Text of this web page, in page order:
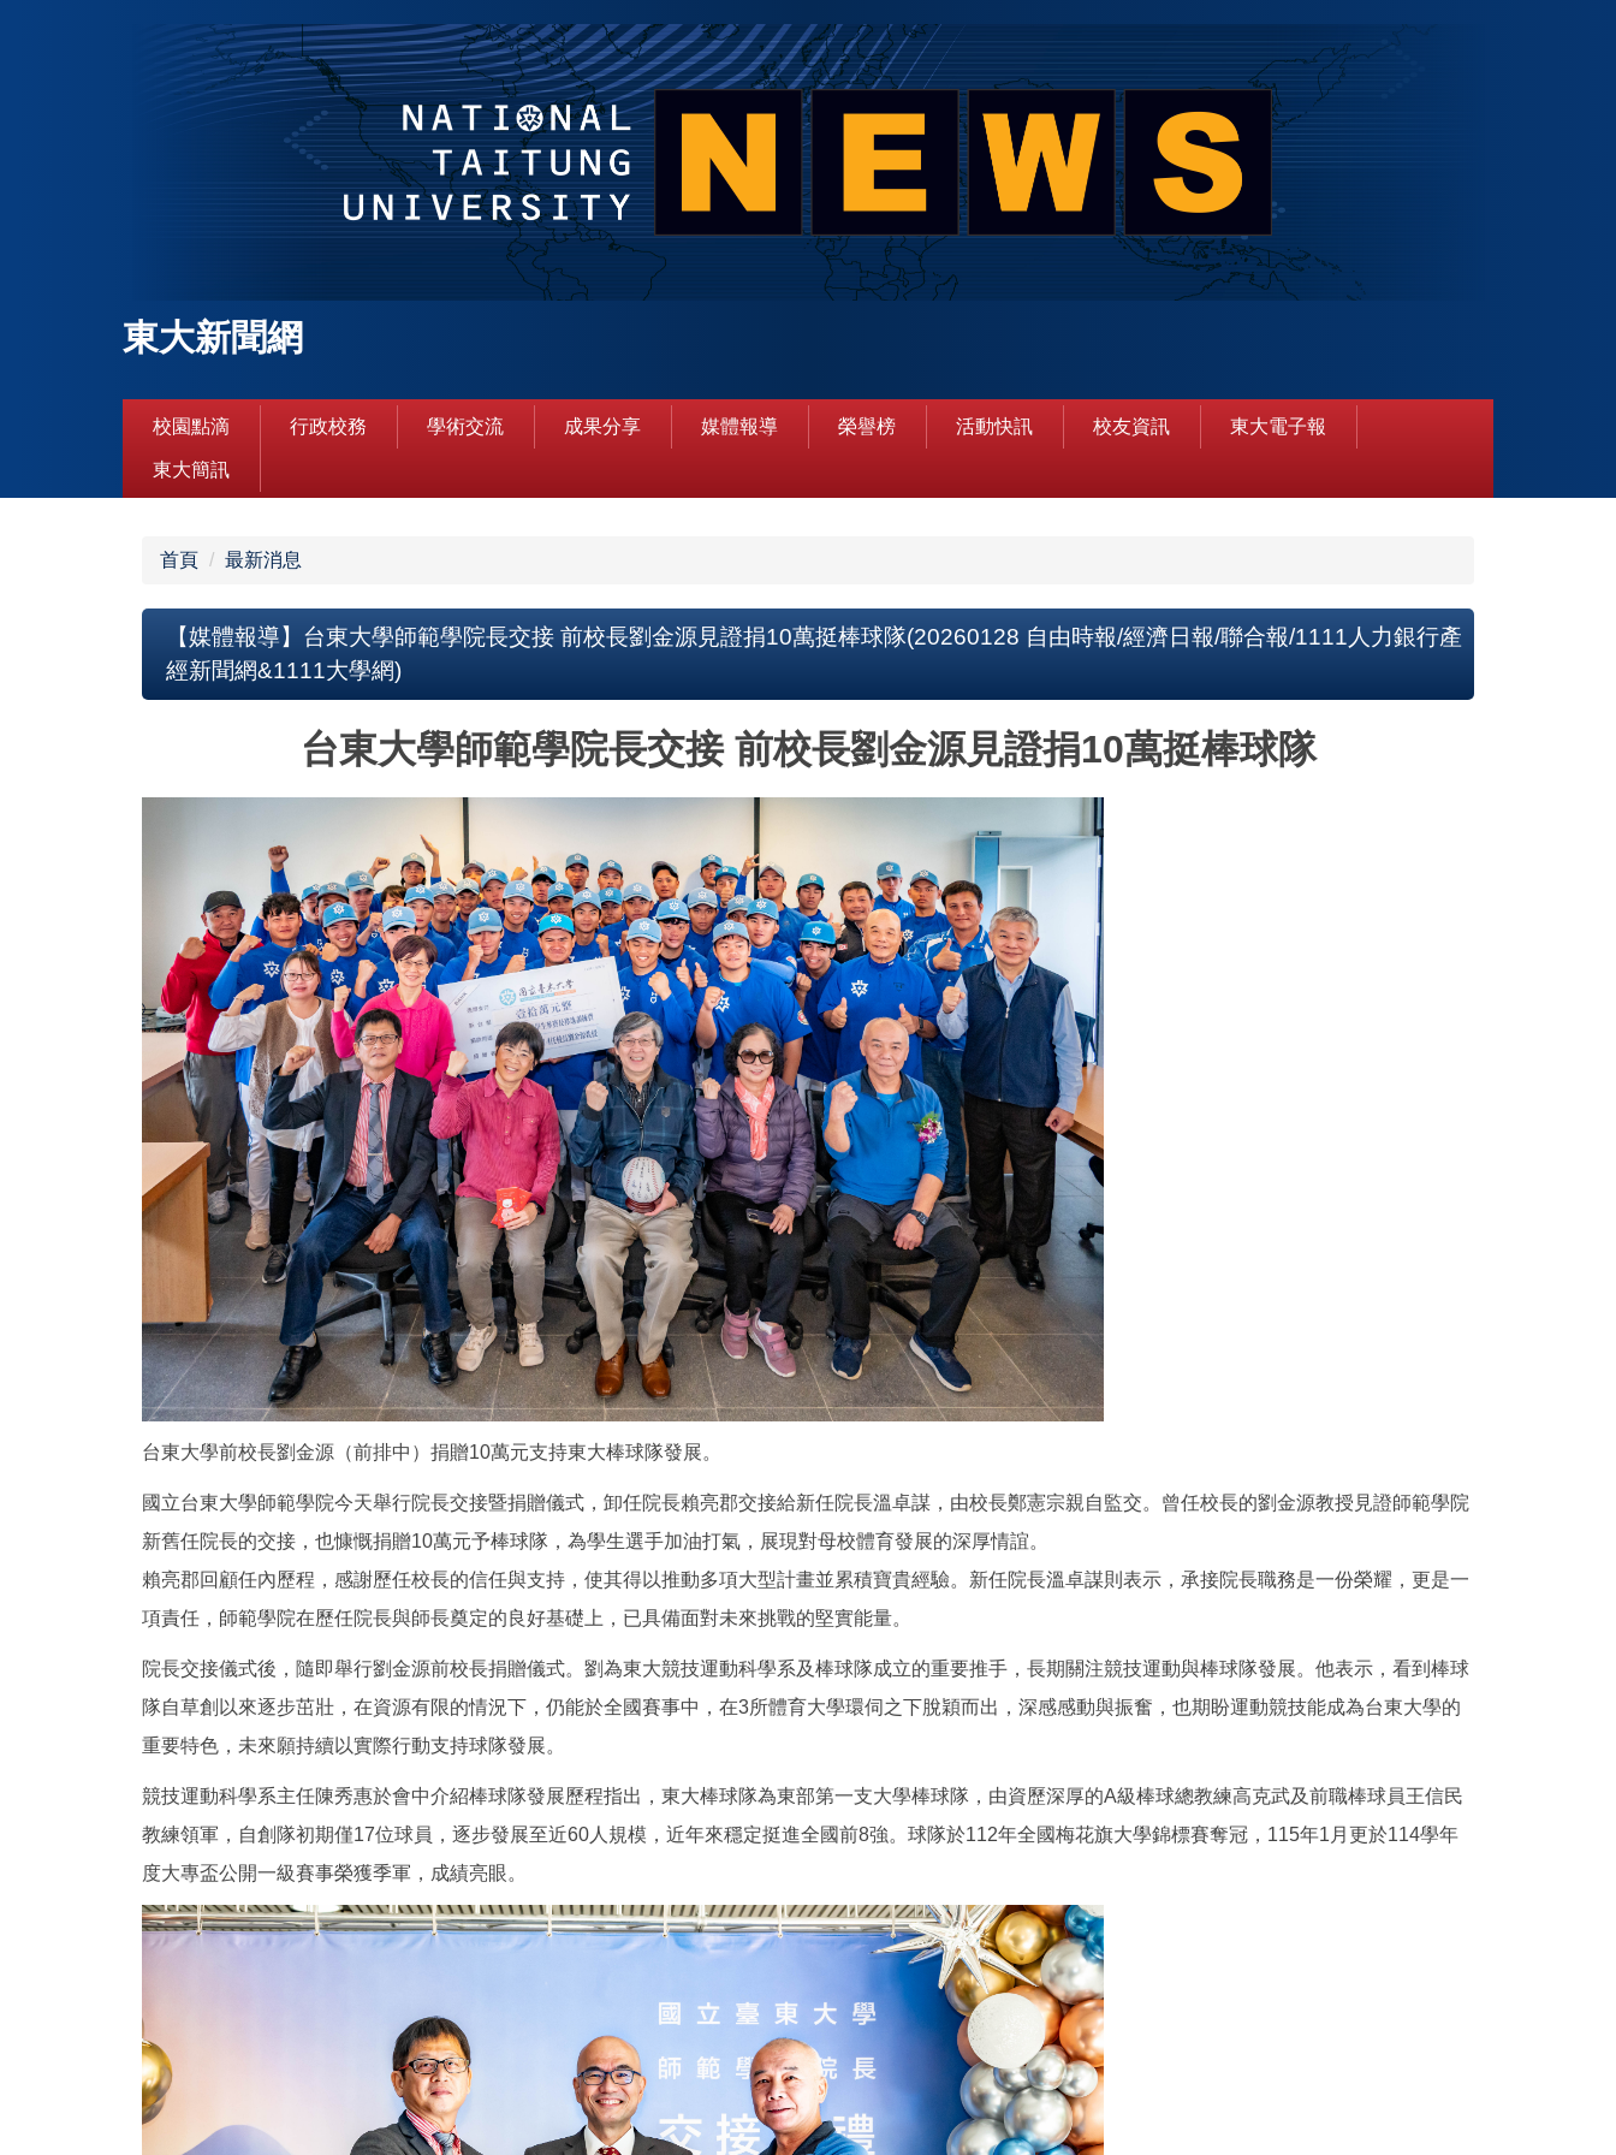
東大新聞網
校園點滴 行政校務 學術交流 成果分享 媒體報導 榮譽榜 活動快訊 校友資訊 東大電子報
東大簡訊
首頁 最新消息
【媒體報導】台東大學師範學院長交接 前校長劉金源見證捐10萬挺棒球隊(20260128 自由時報/經濟日報/聯合報/1111人力銀行產
經新聞網&1111大學網)
台東大學師範學院長交接 前校長劉金源見證捐10萬挺棒球隊
台東大學前校長劉金源（前排中）捐贈10萬元支持東大棒球隊發展。
國立台東大學師範學院今天舉行院長交接暨捐贈儀式，卸任院長賴亮郡交接給新任院長溫卓謀，由校長鄭憲宗親自監交。曾任校長的劉金源教授見證師範學院
新舊任院長的交接，也慷慨捐贈10萬元予棒球隊，為學生選手加油打氣，展現對母校體育發展的深厚情誼。
賴亮郡回顧任內歷程，感謝歷任校長的信任與支持，使其得以推動多項大型計畫並累積寶貴經驗。新任院長溫卓謀則表示，承接院長職務是一份榮耀，更是一
項責任，師範學院在歷任院長與師長奠定的良好基礎上，已具備面對未來挑戰的堅實能量。
院長交接儀式後，隨即舉行劉金源前校長捐贈儀式。劉為東大競技運動科學系及棒球隊成立的重要推手，長期關注競技運動與棒球隊發展。他表示，看到棒球
隊自草創以來逐步茁壯，在資源有限的情況下，仍能於全國賽事中，在3所體育大學環伺之下脫穎而出，深感感動與振奮，也期盼運動競技能成為台東大學的
重要特色，未來願持續以實際行動支持球隊發展。
競技運動科學系主任陳秀惠於會中介紹棒球隊發展歷程指出，東大棒球隊為東部第一支大學棒球隊，由資歷深厚的A級棒球總教練高克武及前職棒球員王信民
教練領軍，自創隊初期僅17位球員，逐步發展至近60人規模，近年來穩定挺進全國前8強。球隊於112年全國梅花旗大學錦標賽奪冠，115年1月更於114學年
度大專盃公開一級賽事榮獲季軍，成績亮眼。